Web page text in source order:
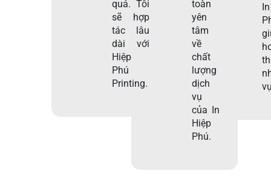
quả. Tôi
sẽ hợp
tác lâu
dài với
Hiệp
Phú
Printing.
toàn
yên
tâm
về
chất
lượng
dịch
vụ
của In
Hiệp
Phú.